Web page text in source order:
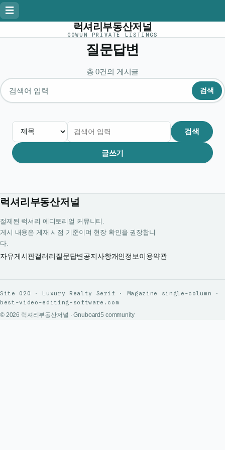
☰
럭셔리부동산저널
GOWUN PRIVATE LISTINGS
질문답변
총 0건의 게시글
게시글 검색
검색
검색
글쓰기
럭셔리부동산저널
절제된 럭셔리 에디토리얼 커뮤니티.
게시 내용은 게재 시점 기준이며 현장 확인을 권장합니
다.
자유게시판갤러리질문답변공지사항개인정보이용약관
Site 020 · Luxury Realty Serif · Magazine single-column ·
best-video-editing-software.com
© 2026 럭셔리부동산저널 · Gnuboard5 community